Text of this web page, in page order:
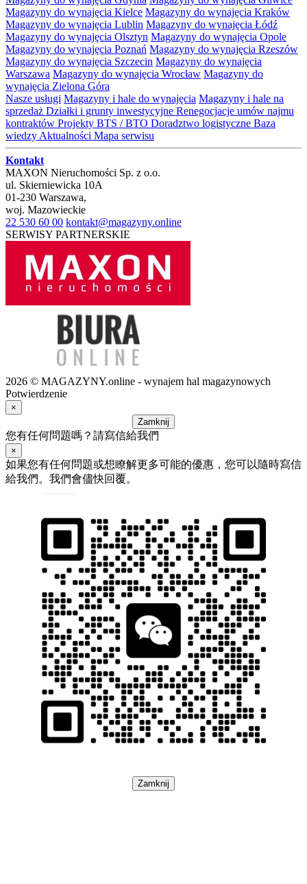
Magazyny do wynajęcia Kielce Magazyny do wynajęcia Kraków
Magazyny do wynajęcia Lublin Magazyny do wynajęcia Łódź
Magazyny do wynajęcia Olsztyn Magazyny do wynajęcia Opole
Magazyny do wynajęcia Poznań Magazyny do wynajęcia Rzeszów
Magazyny do wynajęcia Szczecin Magazyny do wynajęcia
Warszawa Magazyny do wynajęcia Wrocław Magazyny do
wynajęcia Zielona Góra
Nasze usługi Magazyny i hale do wynajęcia Magazyny i hale na
sprzedaż Działki i grunty inwestycyjne Renegocjacje umów najmu
kontraktów Projekty BTS / BTO Doradztwo logistyczne Baza
wiedzy Aktualności Mapa serwisu
Kontakt
MAXON Nieruchomości Sp. z o.o.
ul. Skierniewicka 10A
01-230 Warszawa,
woj. Mazowieckie
22 530 60 00 kontakt@magazyny.online
SERWISY PARTNERSKIE
2026 © MAGAZYNY.online - wynajem hal magazynowych
Potwierdzenie
×
Zamknij
您有任何問題嗎？請寫信給我們
×
如果您有任何問題或想瞭解更多可能的優惠，您可以隨時寫信
給我們。我們會儘快回覆。
Zamknij